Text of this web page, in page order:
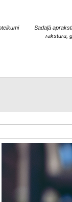
Sadaļā
raksturu,